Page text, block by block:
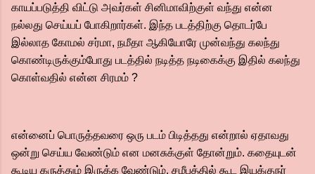
காயப்படுத்தி விட்டு அவர்கள் சினிமாவிற்குள் வந்து என்ன
நல்லது செய்யப் போகிறார்கள். இந்த படத்திற்கு தொடர்பே
இல்லாத கோமல் சர்மா, நமீதா ஆகியோரே முன்வந்து கலந்து
கொண்டிருக்கும்போது படத்தில் நடித்த நடிகைக்கு இதில் கலந்து
கொள்வதில் என்ன சிரமம் ?
என்னைப் பொருத்தவரை ஒரு படம் பிடித்தது என்றால் ஏதாவது
ஒன்று செய்ய வேண்டும் என மனசுக்குள் தோன்றும். கதையுடன்
கூடிய கருத்தும் இருக்க வேண்டும். சமீபத்தில் கூட இயக்குநர்